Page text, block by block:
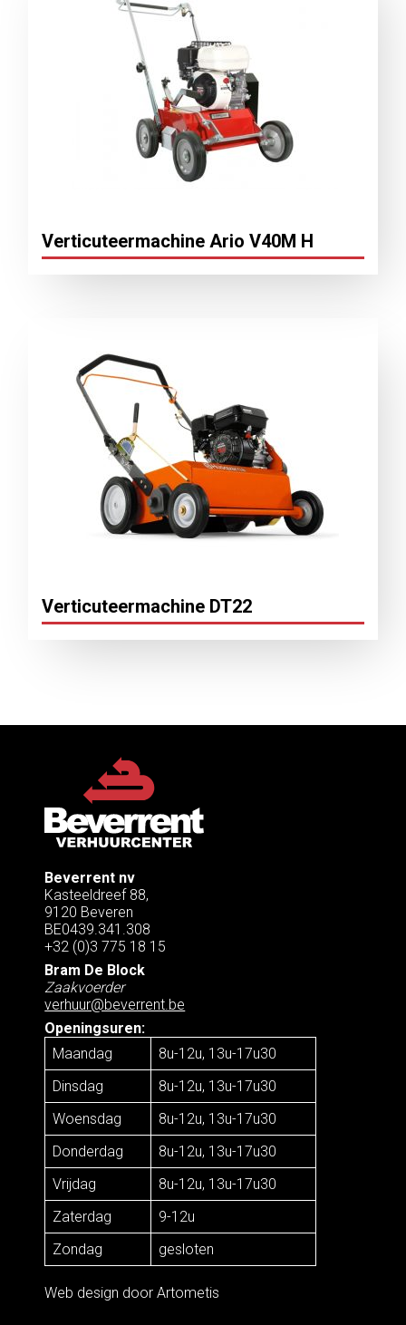
Verticuteermachine Ario V40M H
Verticuteermachine DT22
Beverrent nv
Kasteeldreef 88,
9120 Beveren
BE0439.341.308
+32 (0)3 775 18 15
Bram De Block
Zaakvoerder
verhuur@beverrent.be
Openingsuren:
Maandag
8u-12u, 13u-17u30
Dinsdag
8u-12u, 13u-17u30
Woensdag
8u-12u, 13u-17u30
Donderdag
8u-12u, 13u-17u30
Vrijdag
8u-12u, 13u-17u30
Zaterdag
9-12u
Zondag
gesloten
Web design doorArtometis